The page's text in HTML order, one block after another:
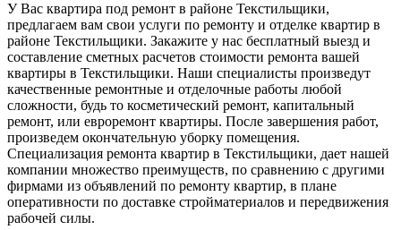
У Вас квартира под ремонт в районе Текстильщики,
предлагаем вам свои услуги по ремонту и отделке квартир в
районе Текстильщики. Закажите у нас бесплатный выезд и
составление сметных расчетов стоимости ремонта вашей
квартиры в Текстильщики. Наши специалисты произведут
качественные ремонтные и отделочные работы любой
сложности, будь то косметический ремонт, капитальный
ремонт, или евроремонт квартиры. После завершения работ,
произведем окончательную уборку помещения.
Специализация ремонта квартир в Текстильщики, дает нашей
компании множество преимуществ, по сравнению с другими
фирмами из объявлений по ремонту квартир, в плане
оперативности по доставке стройматериалов и передвижения
рабочей силы.